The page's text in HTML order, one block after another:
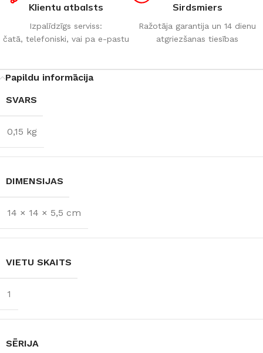
Klientu atbalsts
Izpalīdzīgs serviss:
čatā, telefoniski, vai pa e-pastu
Sirdsmiers
Ražotāja garantija un 14 dienu
atgriezšanas tiesības
Papildu informācija
SVARS
0,15 kg
DIMENSIJAS
14 × 14 × 5,5 cm
VIETU SKAITS
1
SĒRIJA